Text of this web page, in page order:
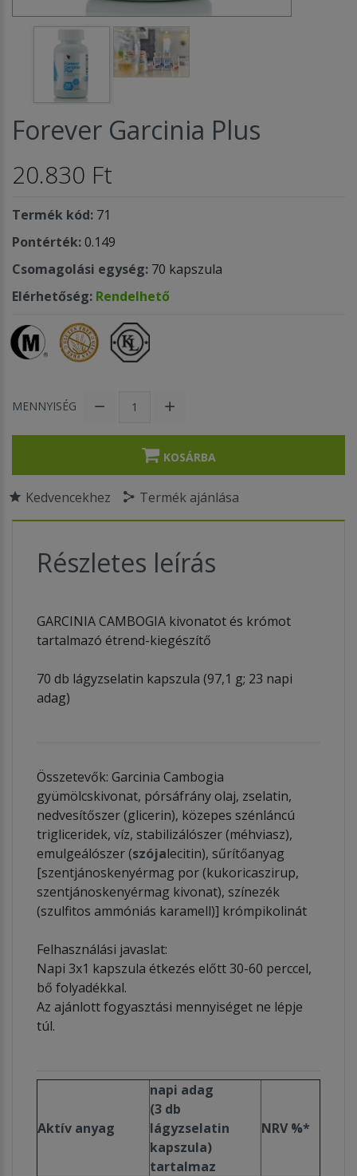
Forever Garcinia Plus
20.830 Ft
Termék kód: 71
Pontérték:0.149
Csomagolási egység: 70 kapszula
Elérhetőség: Rendelhető
MENNYISÉG
KOSÁRBA
Kedvencekhez Termék ajánlása
Részletes leírás
GARCINIA CAMBOGIA kivonatot és krómot
tartalmazó étrend-kiegészítő
70 db lágyzselatin kapszula (97,1 g; 23 napi
adag)
Összetevők: Garcinia Cambogia
gyümölcskivonat, pórsáfrány olaj, zselatin,
nedvesítőszer (glicerin), közepes szénláncú
trigliceridek, víz, stabilizálószer (méhviasz),
emulgeálószer (szójalecitin), sűrítőanyag
[szentjánoskenyérmag por (kukoricaszirup,
szentjánoskenyérmag kivonat), színezék
(szulfitos ammóniás karamell)] krómpikolinát
Felhasználási javaslat:
Napi 3x1 kapszula étkezés előtt 30-60 perccel,
bő folyadékkal.
Az ajánlott fogyasztási mennyiséget ne lépje
túl.
Aktív anyag
napi adag
(3 db
lágyzselatin
kapszula)
tartalmaz
NRV %*